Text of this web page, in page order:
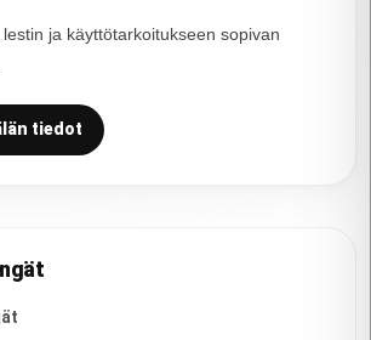
ja käyttötarkoitukseen sopivan
tiedot